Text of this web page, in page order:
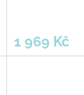
1 969 Kč